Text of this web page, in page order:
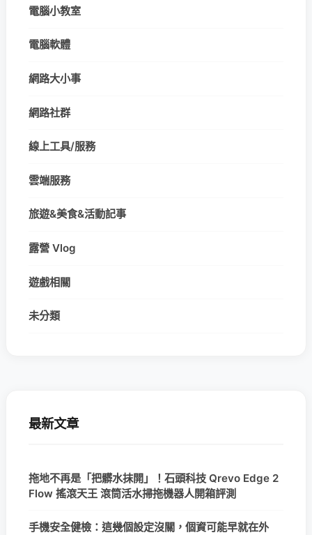
電腦小教室
電腦軟體
網路大小事
網路社群
線上工具/服務
雲端服務
旅遊&美食&活動記事
露營 Vlog
遊戲相關
未分類
最新文章
拖地不再是「把髒水抹開」！石頭科技 Qrevo Edge 2
Flow 搖滾天王 滾筒活水掃拖機器人開箱評測
手機安全健檢：這幾個設定沒關，個資可能早就在外